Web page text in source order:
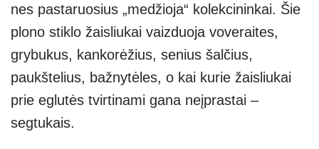
nes pastaruosius „medžioja“ kolekcininkai. Šie
plono stiklo žaisliukai vaizduoja voveraites,
grybukus, kankorėžius, senius šalčius,
paukštelius, bažnytėles, o kai kurie žaisliukai
prie eglutės tvirtinami gana neįprastai –
segtukais.